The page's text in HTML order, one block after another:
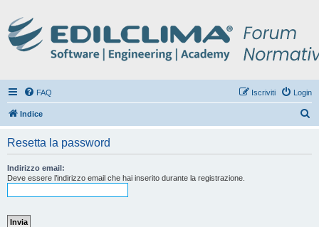
FAQ Login
Iscriviti
Indice
Resetta la password
Indirizzo email:
Deve essere l’indirizzo email che hai inserito durante la registrazione.